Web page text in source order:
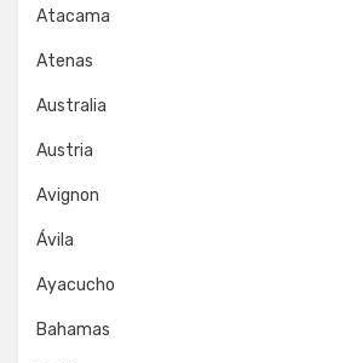
Atacama
Atenas
Australia
Austria
Avignon
Ávila
Ayacucho
Bahamas